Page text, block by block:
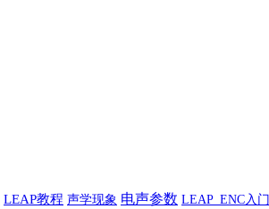
LEAP教程 声学现象 电声参数 LEAP_ENC入门